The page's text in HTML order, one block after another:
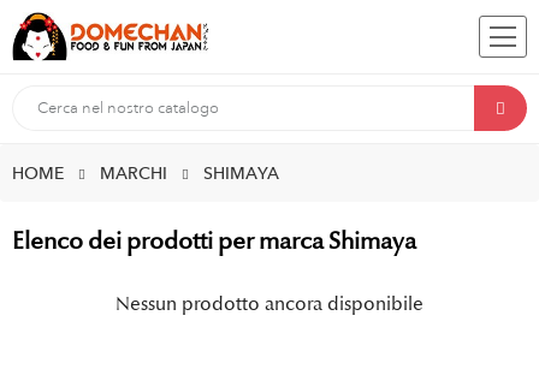
HOME MARCHI SHIMAYA
Elenco dei prodotti per marca Shimaya
Nessun prodotto ancora disponibile